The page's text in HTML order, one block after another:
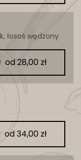
łosoś wędzony